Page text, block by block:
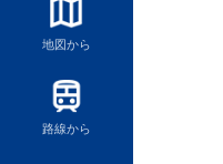
地図から
路線から